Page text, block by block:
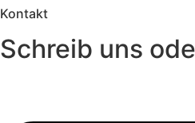
Kontakt
Schreib uns